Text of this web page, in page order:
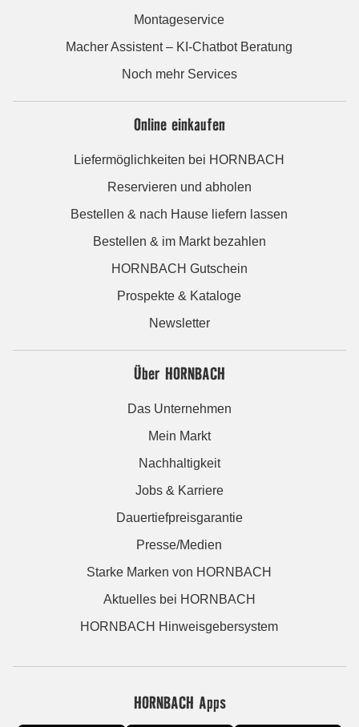
Montageservice
Macher Assistent – KI-Chatbot Beratung
Noch mehr Services
Online einkaufen
Liefermöglichkeiten bei HORNBACH
Reservieren und abholen
Bestellen & nach Hause liefern lassen
Bestellen & im Markt bezahlen
HORNBACH Gutschein
Prospekte & Kataloge
Newsletter
Über HORNBACH
Das Unternehmen
Mein Markt
Nachhaltigkeit
Jobs & Karriere
Dauertiefpreisgarantie
Presse/Medien
Starke Marken von HORNBACH
Aktuelles bei HORNBACH
HORNBACH Hinweisgebersystem
HORNBACH Apps